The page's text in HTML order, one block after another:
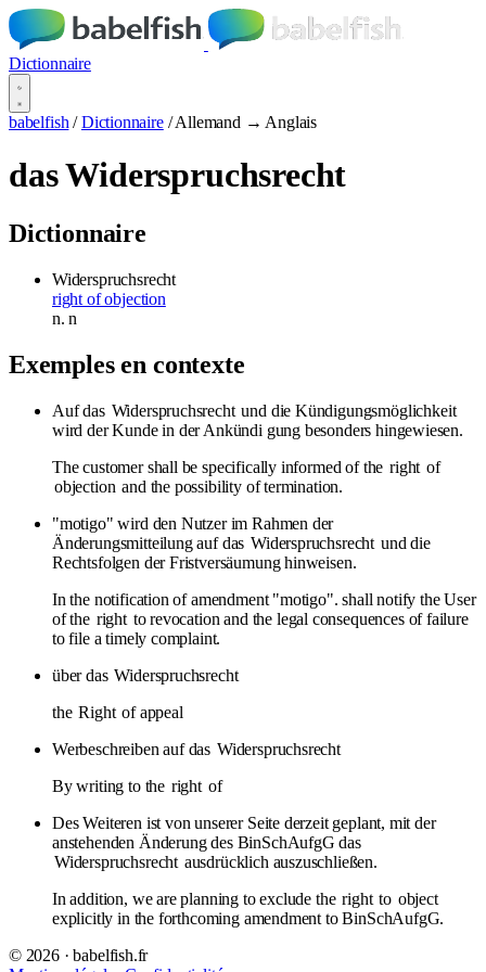
Dictionnaire
babelfish / Dictionnaire / Allemand → Anglais
das Widerspruchsrecht
Dictionnaire
Widerspruchsrecht
right of objection
n.n
Exemples en contexte
Auf das Widerspruchsrecht und die Kündigungsmöglichkeit
wird der Kunde in der Ankündi gung besonders hingewiesen.
The customer shall be specifically informed of the right of
objection and the possibility of termination.
"motigo" wird den Nutzer im Rahmen der
Änderungsmitteilung auf das Widerspruchsrecht und die
Rechtsfolgen der Fristversäumung hinweisen.
In the notification of amendment "motigo". shall notify the User
of the right to revocation and the legal consequences of failure
to file a timely complaint.
über das Widerspruchsrecht
the Right of appeal
Werbeschreiben auf das Widerspruchsrecht
By writing to the right of
Des Weiteren ist von unserer Seite derzeit geplant, mit der
anstehenden Änderung des BinSchAufgG das
Widerspruchsrecht ausdrücklich auszuschließen.
In addition, we are planning to exclude the right to object
explicitly in the forthcoming amendment to BinSchAufgG.
© 2026 · babelfish.fr